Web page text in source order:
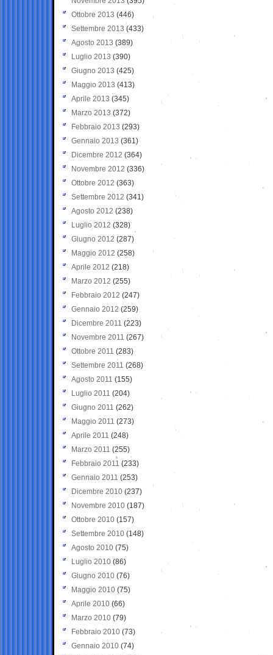
Ottobre 2013 (446)
Settembre 2013 (433)
Agosto 2013 (389)
Luglio 2013 (390)
Giugno 2013 (425)
Maggio 2013 (413)
Aprile 2013 (345)
Marzo 2013 (372)
Febbraio 2013 (293)
Gennaio 2013 (361)
Dicembre 2012 (364)
Novembre 2012 (336)
Ottobre 2012 (363)
Settembre 2012 (341)
Agosto 2012 (238)
Luglio 2012 (328)
Giugno 2012 (287)
Maggio 2012 (258)
Aprile 2012 (218)
Marzo 2012 (255)
Febbraio 2012 (247)
Gennaio 2012 (259)
Dicembre 2011 (223)
Novembre 2011 (267)
Ottobre 2011 (283)
Settembre 2011 (268)
Agosto 2011 (155)
Luglio 2011 (204)
Giugno 2011 (262)
Maggio 2011 (273)
Aprile 2011 (248)
Marzo 2011 (255)
Febbraio 2011 (233)
Gennaio 2011 (253)
Dicembre 2010 (237)
Novembre 2010 (187)
Ottobre 2010 (157)
Settembre 2010 (148)
Agosto 2010 (75)
Luglio 2010 (86)
Giugno 2010 (76)
Maggio 2010 (75)
Aprile 2010 (66)
Marzo 2010 (79)
Febbraio 2010 (73)
Gennaio 2010 (74)